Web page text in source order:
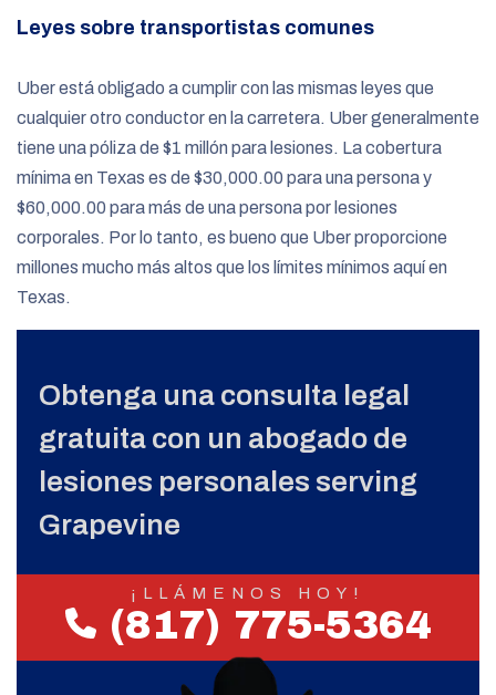
Leyes sobre transportistas comunes
Uber está obligado a cumplir con las mismas leyes que
cualquier otro conductor en la carretera. Uber generalmente
tiene una póliza de $1 millón para lesiones. La cobertura
mínima en Texas es de $30,000.00 para una persona y
$60,000.00 para más de una persona por lesiones
corporales. Por lo tanto, es bueno que Uber proporcione
millones mucho más altos que los límites mínimos aquí en
Texas.
Obtenga una consulta legal
gratuita con un abogado de
lesiones personales serving
Grapevine
¡LLÁMENOS HOY!
(817) 775-5364